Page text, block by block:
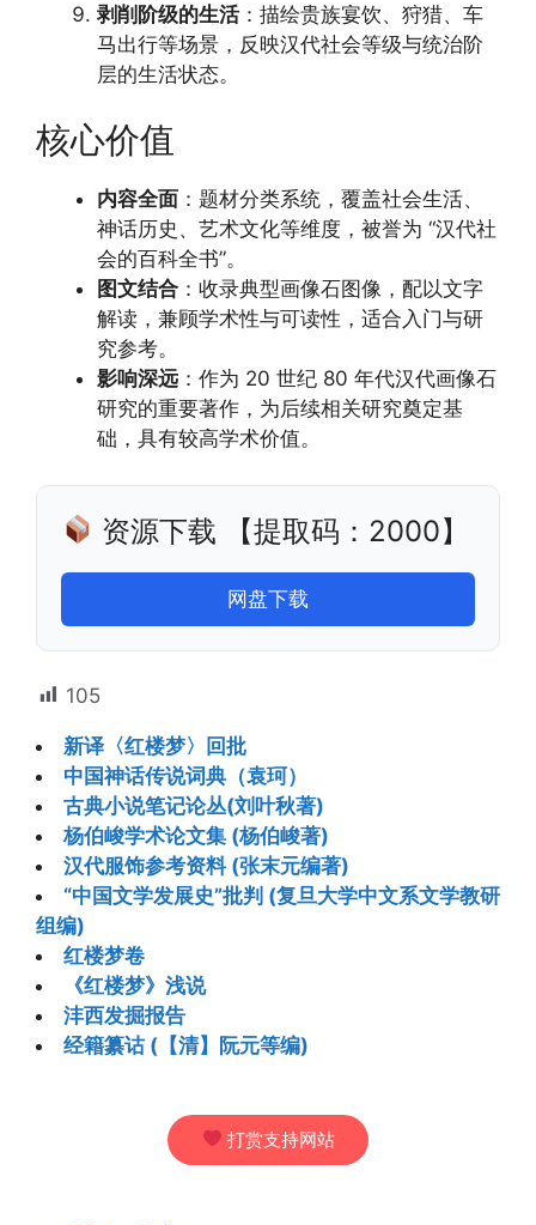
剥削阶级的生活：描绘贵族宴饮、狩猎、车
马出行等场景，反映汉代社会等级与统治阶
层的生活状态。
核心价值
内容全面 ：题材分类系统，覆盖社会生活、
神话历史、艺术文化等维度，被誉为 “汉代社
会的百科全书”。
图文结合 ：收录典型画像石图像，配以文字
解读，兼顾学术性与可读性，适合入门与研
究参考。
影响深远 ：作为 20 世纪 80 年代汉代画像石
研究的重要著作，为后续相关研究奠定基
础，具有较高学术价值。
资源下载 【提取码：2000】
网盘下载
105
新译〈红楼梦〉回批
中国神话传说词典（袁珂）
古典小说笔记论丛(刘叶秋著)
杨伯峻学术论文集 (杨伯峻著)
汉代服饰参考资料 (张末元编著)
“中国文学发展史”批判 (复旦大学中文系文学教研
组编)
红楼梦卷
《红楼梦》浅说
沣西发掘报告
经籍纂诂 (【清】阮元等编)
打赏支持网站